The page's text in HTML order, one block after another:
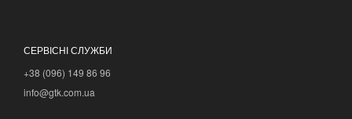
СЕРВІСНІ СЛУЖБИ
+38 (096) 149 86 96
info@gtk.com.ua